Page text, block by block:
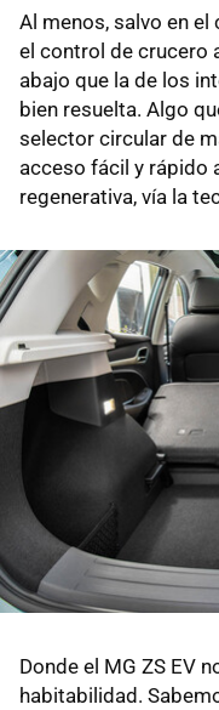
Al menos, salvo en
el control de crucero
abajo que la de los
bien resuelta. Algo
selector circular de
acceso fácil y rápido
regenerativa, vía la
Donde el MG ZS EV
habitabilidad.